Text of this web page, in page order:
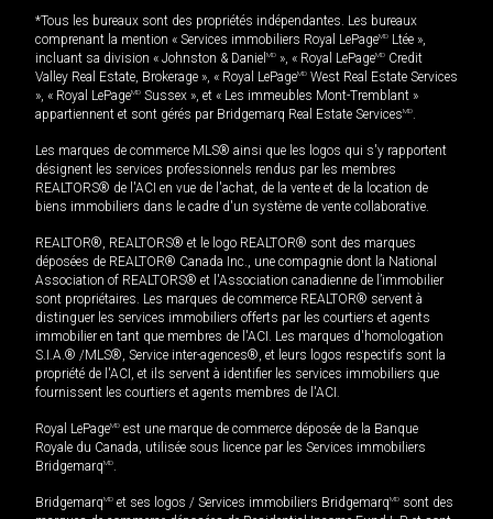
*Tous les bureaux sont des propriétés indépendantes. Les bureaux
comprenant la mention « Services immobiliers Royal LePageMD Ltée »,
incluant sa division « Johnston & Daniel MD », « Royal LePageMD Credit
Valley Real Estate, Brokerage », « Royal LePageMD West Real Estate Services
», « Royal LePageMD Sussex », et « Les immeubles Mont-Tremblant »
appartiennent et sont gérés par Bridgemarq Real Estate ServicesMD.
Les marques de commerce MLS® ainsi que les logos qui s'y rapportent
désignent les services professionnels rendus par les membres
REALTORS® de l'ACI en vue de l'achat, de la vente et de la location de
biens immobiliers dans le cadre d'un système de vente collaborative.
REALTOR®, REALTORS® et le logo REALTOR® sont des marques
déposées de REALTOR® Canada Inc., une compagnie dont la National
Association of REALTORS® et l'Association canadienne de l’immobilier
sont propriétaires. Les marques de commerce REALTOR® servent à
distinguer les services immobiliers offerts par les courtiers et agents
immobilier en tant que membres de l'ACI. Les marques d'homologation
S.I.A.® /MLS®, Service inter-agences®, et leurs logos respectifs sont la
propriété de l'ACI, et ils servent à identifier les services immobiliers que
fournissent les courtiers et agents membres de l'ACI.
Royal LePageMD est une marque de commerce déposée de la Banque
Royale du Canada, utilisée sous licence par les Services immobiliers
BridgemarqMD.
BridgemarqMD et ses logos / Services immobiliers BridgemarqMD sont des